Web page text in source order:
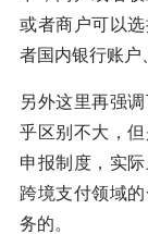
或者商户可以
者国内银行账户
另外这里再强
乎区别不大，
申报制度，实
跨境支付领域
务的。